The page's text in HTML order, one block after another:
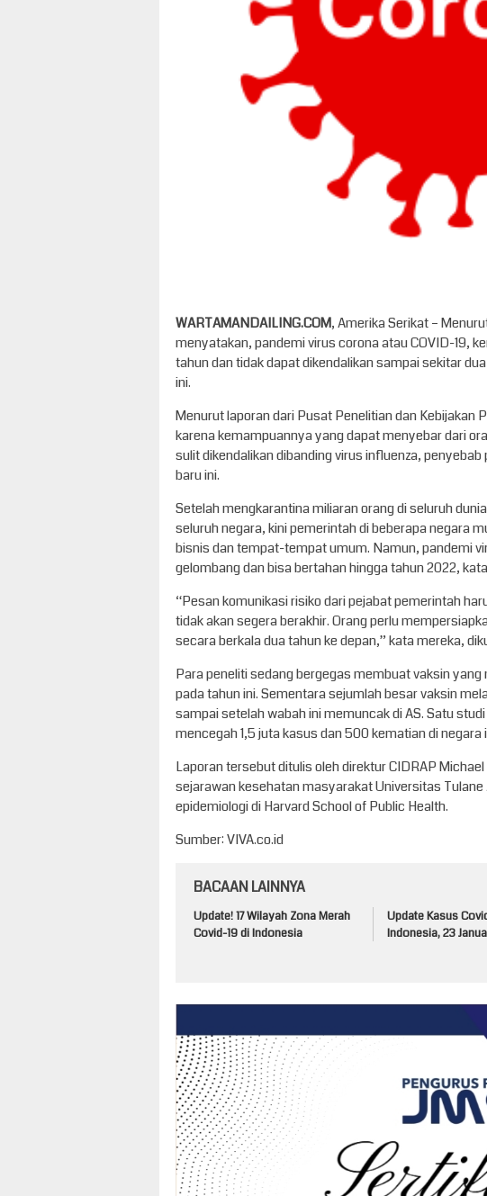
WARTAMANDAILING.COM, Amerika Serikat –
menyatakan, pandemi virus corona atau COVID-19,
tahun dan tidak dapat dikendalikan sampai sekitar
ini.
Menurut laporan dari Pusat Penelitian dan Kebijakan
karena kemampuannya yang dapat menyebar dari
sulit dikendalikan dibanding virus influenza,
baru ini.
Setelah mengkarantina miliaran orang di seluruh
seluruh negara, kini pemerintah di beberapa negara
bisnis dan tempat-tempat umum. Namun, pandemi
gelombang dan bisa bertahan hingga tahun 2022,
“Pesan komunikasi risiko dari pejabat pemerintah
tidak akan segera berakhir. Orang perlu
secara berkala dua tahun ke depan,” kata mereka,
Para peneliti sedang bergegas membuat vaksin
pada tahun ini. Sementara sejumlah besar vaksin
sampai setelah wabah ini memuncak di AS. Satu
mencegah 1,5 juta kasus dan 500 kematian di negara
Laporan tersebut ditulis oleh direktur CIDRAP
sejarawan kesehatan masyarakat Universitas
epidemiologi di Harvard School of Public Health.
Sumber: VIVA.co.id
BACAAN LAINNYA
Update! 17 Wilayah Zona Merah
Covid-19 di Indonesia
Update Kasus
Indonesia, 23